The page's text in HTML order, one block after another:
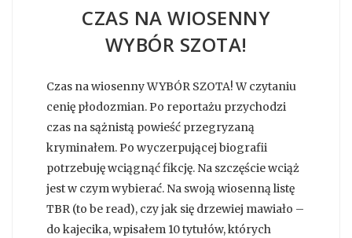
CZAS NA WIOSENNY
WYBÓR SZOTA!
Czas na wiosenny WYBÓR SZOTA! W czytaniu
cenię płodozmian. Po reportażu przychodzi
czas na sążnistą powieść przegryzaną
kryminałem. Po wyczerpującej biografii
potrzebuję wciągnąć fikcję. Na szczęście wciąż
jest w czym wybierać. Na swoją wiosenną listę
TBR (to be read), czy jak się drzewiej mawiało –
do kajecika, wpisałem 10 tytułów, których